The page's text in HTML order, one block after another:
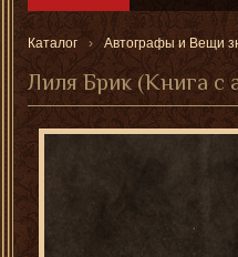
Каталог Автографы и Вещи
Лиля Брик (Книга с